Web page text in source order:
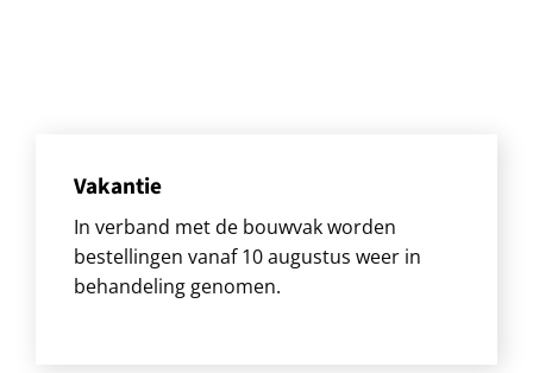
Vakantie
In verband met de bouwvak worden
bestellingen vanaf 10 augustus weer in
behandeling genomen.